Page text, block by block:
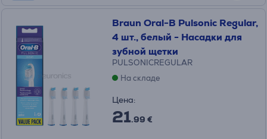
Braun Oral-B Pulsonic Regular,
4 шт., белый - Насадки для
зубной щетки
PULSONICREGULAR
На складе
Цена:
21.99 €